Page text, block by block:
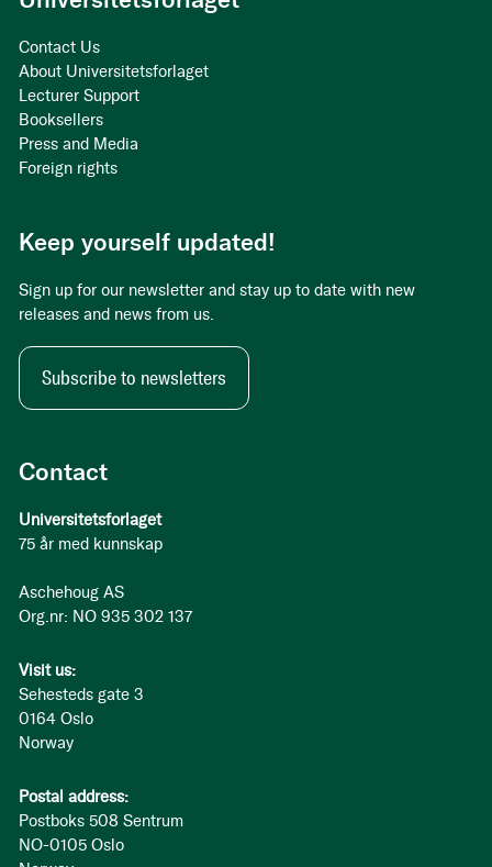
Contact
Universitetsforlaget
75 år med kunnskap
Aschehoug AS
Org.nr: NO 935 302 137
Visit us:
Sehesteds gate 3
0164 Oslo
Norway
Postal address:
Postboks 508 Sentrum
NO-0105 Oslo
Contact Us
About Universitetsforlaget
Lecturer Support
Booksellers
Press and Media
Foreign rights
Keep yourself updated!
Sign up for our newsletter and stay up to date with new
releases and news from us.
Subscribe to newsletters